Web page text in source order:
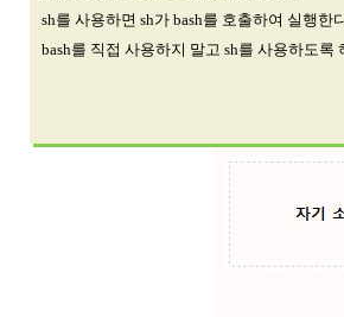
sh를 사용하면 sh가 bash를 호출하여 실행한
bash를 직접 사용하지 말고 sh를 사용하도록